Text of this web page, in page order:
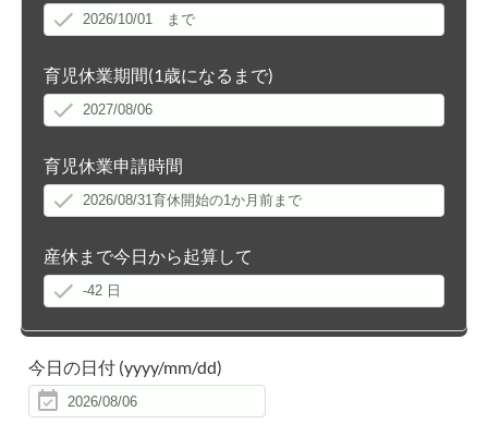
育児休業期間(1歳になるまで)
育児休業申請時間
産休まで今日から起算して
今日の日付 (yyyy/mm/dd)